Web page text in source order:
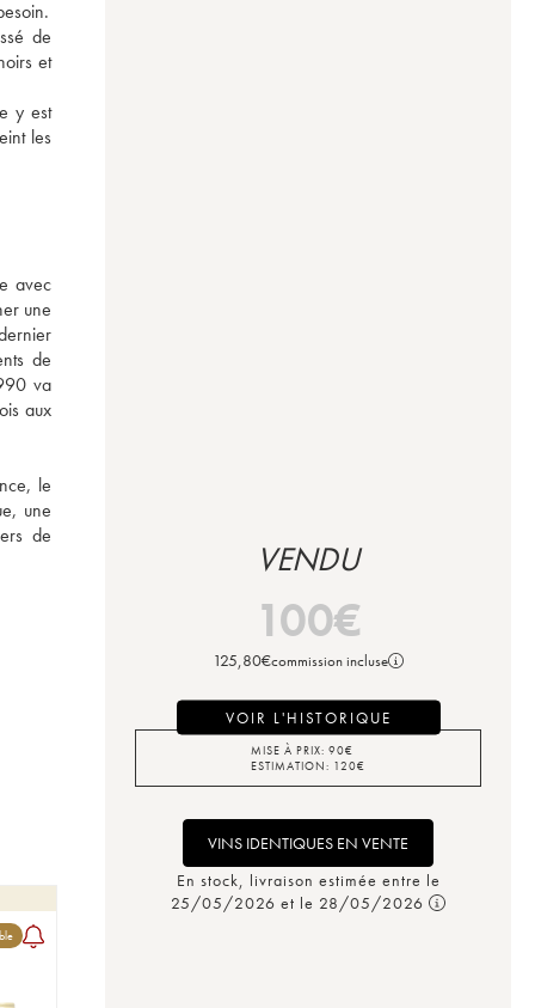
de
et
y est
les
avec
une
de
va
aux
le
une
de
VENDU
100€
125,80€commission incluse
VOIR L'HISTORIQUE
MISE À PRIX: 90€
ESTIMATION: 120€
VINS IDENTIQUES EN VENTE
En stock, livraison estimée entre le
25/05/2026 et le 28/05/2026